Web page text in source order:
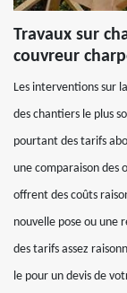
Travaux sur
couvreur
Les interventions sur
des chantiers le plus
pourtant des tarifs
une comparaison des
offrent des coûts
nouvelle pose ou une
des tarifs assez
le pour un devis de